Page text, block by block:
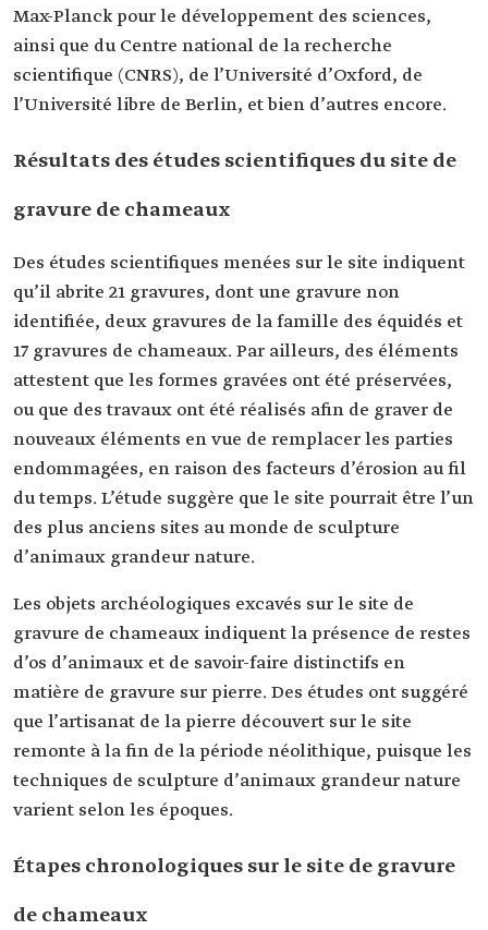
Max-Planck pour le développement des sciences,
ainsi que du Centre national de la recherche
scientifique (CNRS), de l’Université d’Oxford, de
l’Université libre de Berlin, et bien d’autres encore.
Résultats des études scientifiques du site de
gravure de chameaux
Des études scientifiques menées sur le site indiquent
qu’il abrite 21 gravures, dont une gravure non
identifiée, deux gravures de la famille des équidés et
17 gravures de chameaux. Par ailleurs, des éléments
attestent que les formes gravées ont été préservées,
ou que des travaux ont été réalisés afin de graver de
nouveaux éléments en vue de remplacer les parties
endommagées, en raison des facteurs d’érosion au fil
du temps. L’étude suggère que le site pourrait être l’un
des plus anciens sites au monde de sculpture
d’animaux grandeur nature.
Les objets archéologiques excavés sur le site de
gravure de chameaux indiquent la présence de restes
d’os d’animaux et de savoir-faire distinctifs en
matière de gravure sur pierre. Des études ont suggéré
que l’artisanat de la pierre découvert sur le site
remonte à la fin de la période néolithique, puisque les
techniques de sculpture d’animaux grandeur nature
varient selon les époques.
Étapes chronologiques sur le site de gravure
de chameaux